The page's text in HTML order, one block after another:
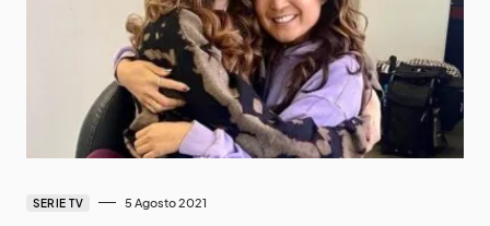
SERIE TV 5 Agosto 2021